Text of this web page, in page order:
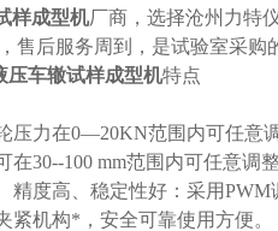
样成型机厂商，选择沧州力特
售后服务周到，是试验室采购
压车辙试样成型机特点
压力在0—20KN范围内可任意
在30--100 mm范围内可任意调整
精度高、稳定性好：采用PWM
紧机构*，安全可靠使用方便。